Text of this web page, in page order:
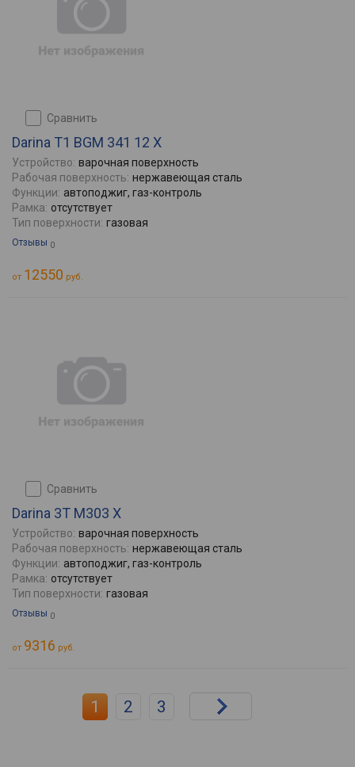
сравнить
Darina T1 BGM 341 12 X
Устройство: варочная поверхность
Рабочая поверхность: нержавеющая сталь
Функции: автоподжиг, газ-контроль
Рамка: отсутствует
Тип поверхности: газовая
Отзывы 0
от 12550 руб.
сравнить
Darina 3T M303 X
Устройство: варочная поверхность
Рабочая поверхность: нержавеющая сталь
Функции: автоподжиг, газ-контроль
Рамка: отсутствует
Тип поверхности: газовая
Отзывы 0
от 9316 руб.
1 2 3